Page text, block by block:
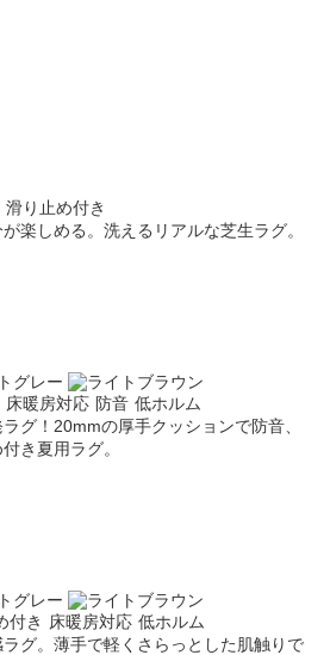
滑り止め付き
楽しめる。洗えるリアルな芝生ラグ。
床暖房対応 防音 低ホルム
グ！20mmの厚手クッションで防音、
き夏用ラグ。
付き 床暖房対応 低ホルム
グ。薄手で軽くさらっとした肌触りで